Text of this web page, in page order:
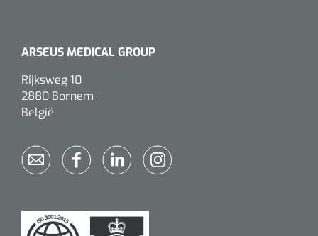
ARSEUS MEDICAL GROUP
Rijksweg 10
2880 Bornem
België